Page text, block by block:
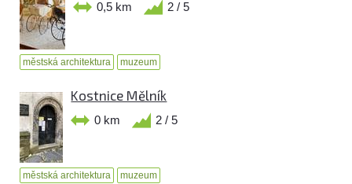
0,5 km 2 / 5
městská architektura muzeum
Kostnice Mělník
0 km 2 / 5
městská architektura muzeum